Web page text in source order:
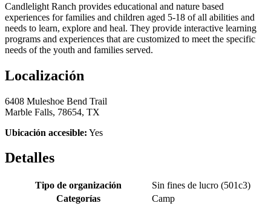
Candlelight Ranch provides educational and nature based
experiences for families and children aged 5-18 of all abilities and
needs to learn, explore and heal. They provide interactive learning
programs and experiences that are customized to meet the specific
needs of the youth and families served.
Localización
6408 Muleshoe Bend Trail
Marble Falls, 78654, TX
Ubicación accesible: Yes
Detalles
Tipo de organización
Sin fines de lucro (501c3)
Categorías
Camp